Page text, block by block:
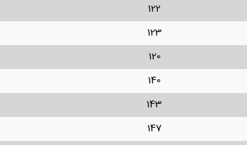
122
123
120
140
143
147